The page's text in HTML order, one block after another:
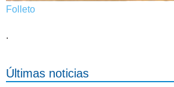
Folleto
.
Últimas noticias